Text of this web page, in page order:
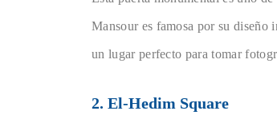
Mansour es famosa por su diseño
un lugar perfecto para tomar
2. El-Hedim Square